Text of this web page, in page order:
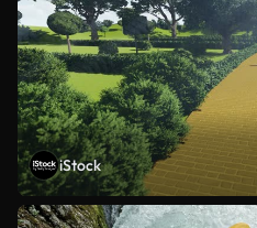
iStock